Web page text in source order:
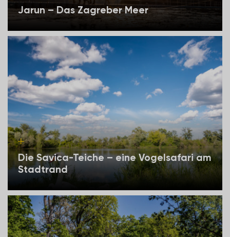
Jarun – Das Zagreber Meer
Die Savica-Teiche – eine Vogelsafari am
Stadtrand